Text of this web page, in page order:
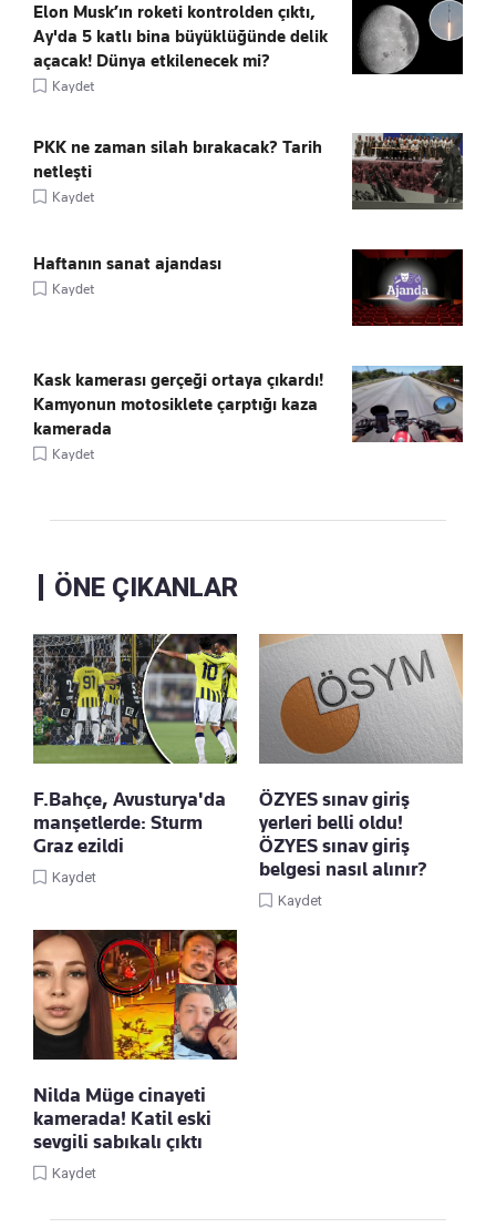
Elon Musk’ın roketi kontrolden çıktı,
Ay'da 5 katlı bina büyüklüğünde delik
açacak! Dünya etkilenecek mi?
Kaydet
PKK ne zaman silah bırakacak? Tarih
netleşti
Kaydet
Haftanın sanat ajandası
Kaydet
Kask kamerası gerçeği ortaya çıkardı!
Kamyonun motosiklete çarptığı kaza
kamerada
Kaydet
ÖNE ÇIKANLAR
F.Bahçe, Avusturya'da
manşetlerde: Sturm
Graz ezildi
Kaydet
ÖZYES sınav giriş
yerleri belli oldu!
ÖZYES sınav giriş
belgesi nasıl alınır?
Kaydet
Nilda Müge cinayeti
kamerada! Katil eski
sevgili sabıkalı çıktı
Kaydet